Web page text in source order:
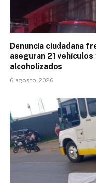
Denuncia ciudadana
aseguran 21
alcoholizados
6 agosto, 2026